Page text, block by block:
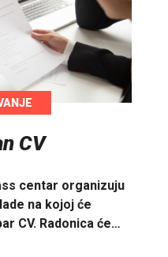
CV
centar organizuju
na kojoj će
CV. Radonica će…